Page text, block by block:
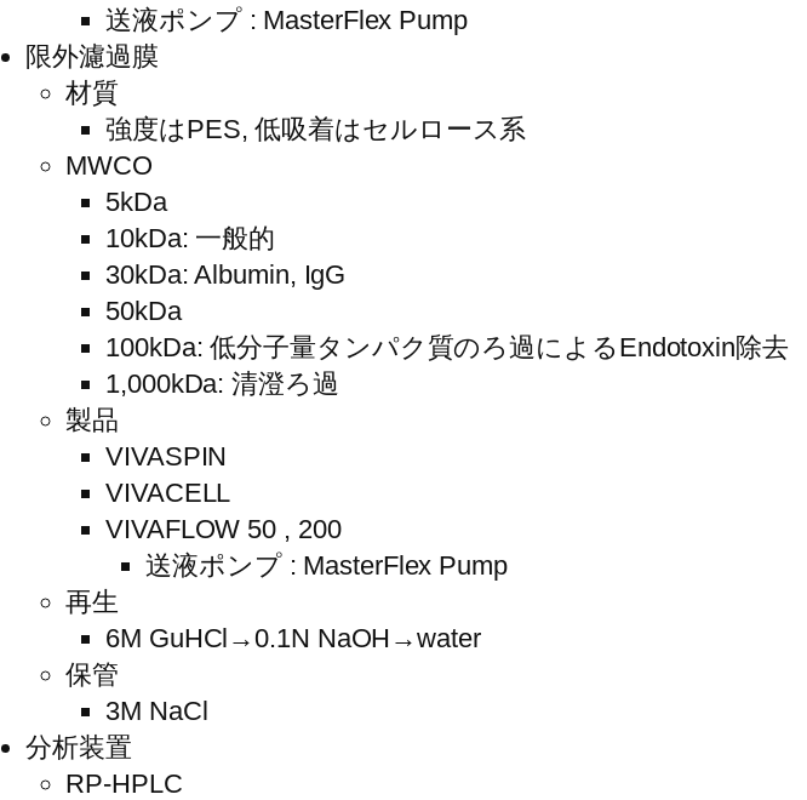
送液ポンプ : MasterFlex Pump
限外濾過膜
材質
強度はPES, 低吸着はセルロース系
MWCO
5kDa
10kDa: 一般的
30kDa: Albumin, IgG
50kDa
100kDa: 低分子量タンパク質のろ過によるEndotoxin除去
1,000kDa: 清澄ろ過
製品
VIVASPIN
VIVACELL
VIVAFLOW 50 , 200
送液ポンプ : MasterFlex Pump
再生
6M GuHCl→0.1N NaOH→water
保管
3M NaCl
分析装置
RP-HPLC